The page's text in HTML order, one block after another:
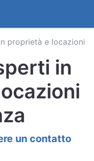
proprietà e locazioni
in
un contatto